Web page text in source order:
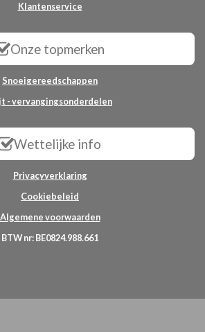
Klantenservice
Onze topmerken
Snoeigereedschappen
- vervangingsonderdelen
Wettelijke info
Privacyverklaring
Cookiebeleid
Algemene voorwaarden
BTW nr: BE0824.988.661